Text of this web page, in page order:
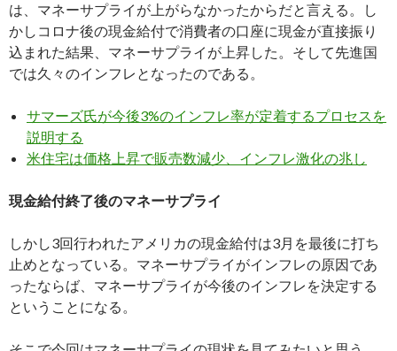
は、マネーサプライが上がらなかったからだと言える。し
かしコロナ後の現金給付で消費者の口座に現金が直接振り
込まれた結果、マネーサプライが上昇した。そして先進国
では久々のインフレとなったのである。
サマーズ氏が今後3%のインフレ率が定着するプロセスを
説明する
米住宅は価格上昇で販売数減少、インフレ激化の兆し
現金給付終了後のマネーサプライ
しかし3回行われたアメリカの現金給付は3月を最後に打ち
止めとなっている。マネーサプライがインフレの原因であ
ったならば、マネーサプライが今後のインフレを決定する
ということになる。